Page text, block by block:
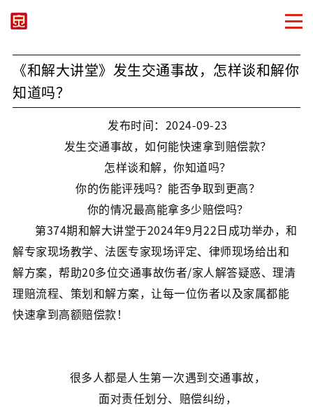
《和解大讲堂》发生交通事故，怎样谈和解你
知道吗？
发布时间：2024-09-23
发生交通事故，如何能快速拿到赔偿款？
怎样谈和解，你知道吗？
你的伤能评残吗？能否争取到更高？
你的情况最高能拿多少赔偿吗？
第374期和解大讲堂于2024年9月22日成功举办，和
解专家现场教学、法医专家现场评定、律师现场给出和
解方案，帮助20多位交通事故伤者/家人解答疑惑、理清
理赔流程、策划和解方案，让每一位伤者以及家属都能
快速拿到高额赔偿款！
很多人都是人生第一次遇到交通事故，
面对责任划分、赔偿纠纷，